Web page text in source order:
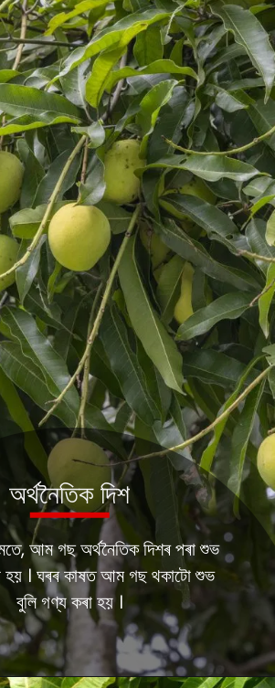
মতে, আম গছ অৰ্থনৈতিক দিশৰ পৰা শুভ
হয় । ঘৰৰ কাষত আম গছ থকাটো শুভ
বুলি গণ্য কৰা হয় ।
অৰ্থনৈতিক দিশ